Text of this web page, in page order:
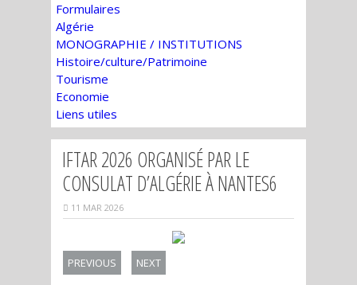
Formulaires
Algérie
MONOGRAPHIE / INSTITUTIONS
Histoire/culture/Patrimoine
Tourisme
Economie
Liens utiles
IFTAR 2026 ORGANISÉ PAR LE
CONSULAT D’ALGÉRIE À NANTES6
11 MAR 2026
PREVIOUS NEXT